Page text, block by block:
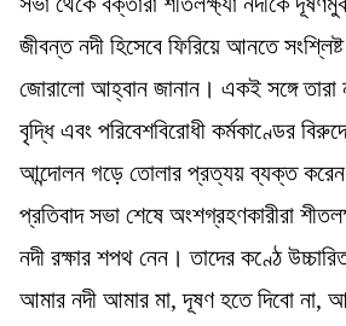
জীবন্ত নদী হিসেবে ফিরিয়ে আনতে
জোরালো আহ্বান জানান। একই সঙ্গে তারা
বৃদ্ধি এবং পরিবেশবিরোধী কর্মকাণ্ডের
আন্দোলন গড়ে তোলার প্রত্যয় ব্যক্ত
প্রতিবাদ সভা শেষে অংশগ্রহণকারীরা
নদী রক্ষার শপথ নেন। তাদের কণ্ঠে
আমার নদী আমার মা, দূষণ হতে দিবো না,